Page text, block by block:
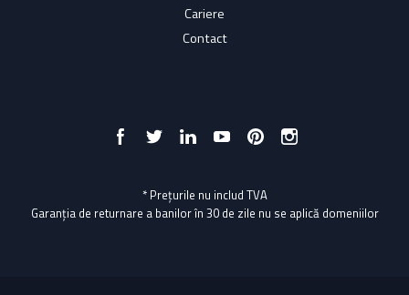
Cariere
Contact
* Prețurile nu includ TVA
Garanția de returnare a banilor în 30 de zile nu se aplică domeniilor